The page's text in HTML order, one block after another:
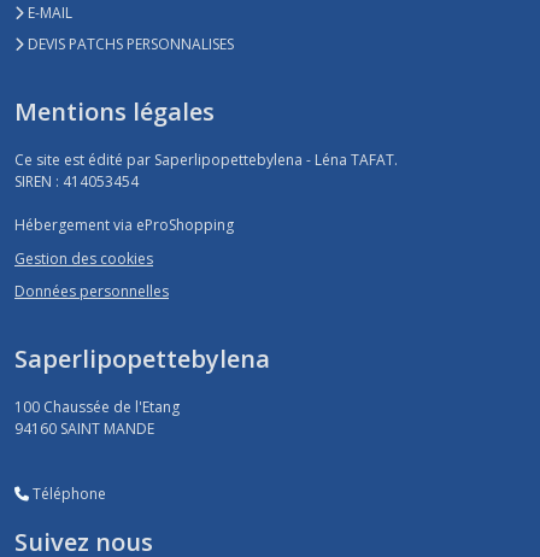
E-MAIL
DEVIS PATCHS PERSONNALISES
Mentions légales
Ce site est édité par Saperlipopettebylena - Léna TAFAT.
SIREN : 414053454
Hébergement via eProShopping
Gestion des cookies
Données personnelles
Saperlipopettebylena
100 Chaussée de l'Etang
94160 SAINT MANDE
Téléphone
Suivez nous